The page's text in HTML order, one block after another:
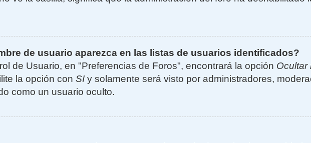
de usuario aparezca en las listas de usuarios identificados?
de Usuario, en "Preferencias de Foros", encontrará la opción Ocultar
la opción con SI y solamente será visto por administradores,
como un usuario oculto.